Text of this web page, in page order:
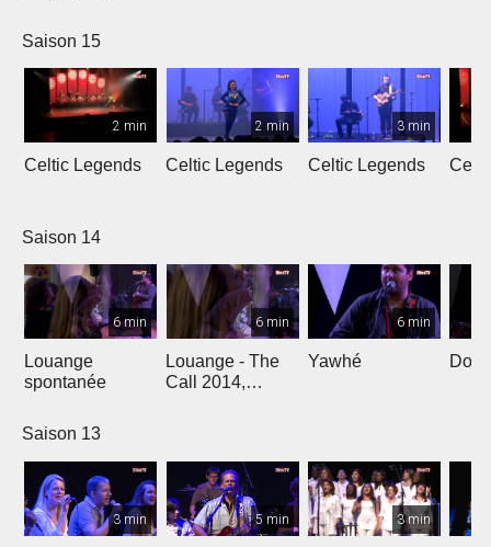
Saison 15
2 min
Celtic Legends
2 min
Celtic Legends
3 min
Celtic Legends
Saison 14
6 min
Louange
spontanée
6 min
Louange - The
Call 2014,
6 min
Yawhé
Saison 13
3 min 5 min 3 min